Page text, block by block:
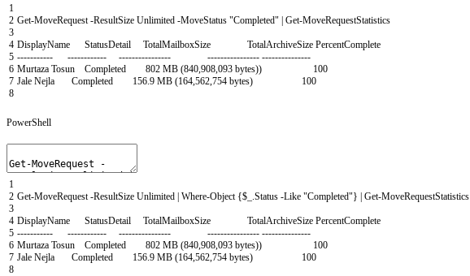
1
2
3
4
5
6
7
8
Get-MoveRequest -ResultSize Unlimited -MoveStatus "Completed" Get-MoveRequestStatistics
DisplayName StatusDetail TotalMailboxSize TotalArchiveSize PercentComplete
----------- ------------ ---------------- ---------------- ---------------
Murtaza Tosun Completed 802 MB (840,908,093 bytes))
100
Jale Nejla Completed 156.9 MB (164,562,754 bytes) 100
PowerShell
1
2
3
4
5
6
7
8
Get-MoveRequest -ResultSize Unlimited | Where-Object {$_ Status -Like "Completed"} | Get-MoveRequestStatistics
DisplayName StatusDetail TotalMailboxSize TotalArchiveSize PercentComplete
----------- ------------ ---------------- ---------------- ---------------
Murtaza Tosun Completed 802 MB (840 908 093 bytes))
100
Jale Nejla Completed 156 9 MB (164 562 754 bytes) 100